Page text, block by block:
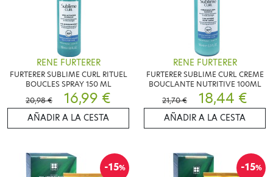
RENE FURTERER
FURTERER SUBLIME CURL RITUEL
BOUCLES SPRAY 150 ML
20,98 €
16,99 €
AÑADIR A LA CESTA
RENE FURTERER
FURTERER SUBLIME CURL CREME
BOUCLANTE NUTRITIVE 100ML
21,70 €
18,44 €
AÑADIR A LA CESTA
-15% -15%